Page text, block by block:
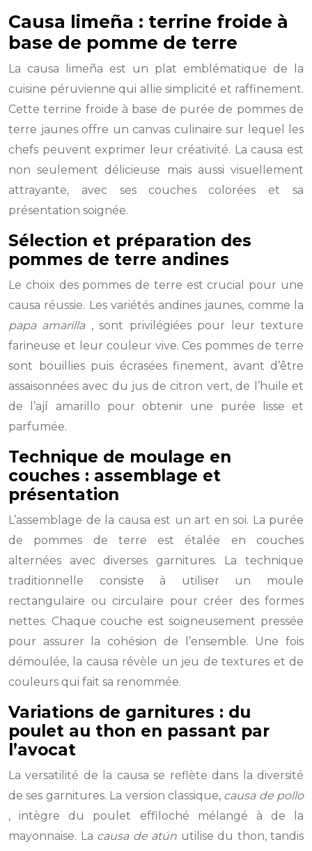
Causa limeña : terrine froide à
base de pomme de terre
La causa limeña est un plat emblématique de la
cuisine péruvienne qui allie simplicité et raffinement.
Cette terrine froide à base de purée de pommes de
terre jaunes offre un canvas culinaire sur lequel les
chefs peuvent exprimer leur créativité. La causa est
non seulement délicieuse mais aussi visuellement
attrayante, avec ses couches colorées et sa
présentation soignée.
Sélection et préparation des
pommes de terre andines
Le choix des pommes de terre est crucial pour une
causa réussie. Les variétés andines jaunes, comme la
papa amarilla , sont privilégiées pour leur texture
farineuse et leur couleur vive. Ces pommes de terre
sont bouillies puis écrasées finement, avant d’être
assaisonnées avec du jus de citron vert, de l’huile et
de l’ají amarillo pour obtenir une purée lisse et
parfumée.
Technique de moulage en
couches : assemblage et
présentation
L’assemblage de la causa est un art en soi. La purée
de pommes de terre est étalée en couches
alternées avec diverses garnitures. La technique
traditionnelle consiste à utiliser un moule
rectangulaire ou circulaire pour créer des formes
nettes. Chaque couche est soigneusement pressée
pour assurer la cohésion de l’ensemble. Une fois
démoulée, la causa révèle un jeu de textures et de
couleurs qui fait sa renommée.
Variations de garnitures : du
poulet au thon en passant par
l’avocat
La versatilité de la causa se reflète dans la diversité
de ses garnitures. La version classique, causa de pollo
, intègre du poulet effiloché mélangé à de la
mayonnaise. La causa de atún utilise du thon, tandis